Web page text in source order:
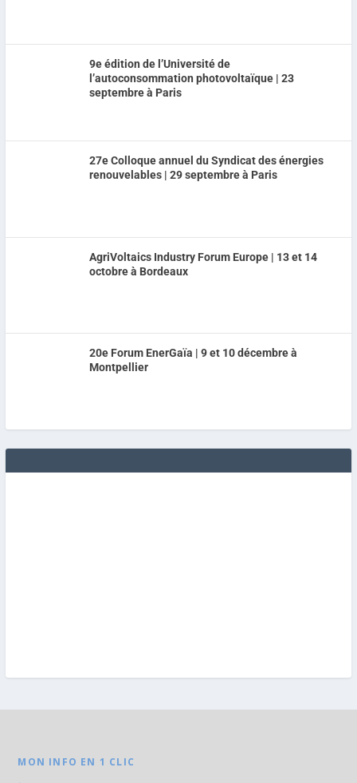
9e édition de l’Université de
l’autoconsommation photovoltaïque | 23
septembre à Paris
27e Colloque annuel du Syndicat des énergies
renouvelables | 29 septembre à Paris
AgriVoltaics Industry Forum Europe | 13 et 14
octobre à Bordeaux
20e Forum EnerGaïa | 9 et 10 décembre à
Montpellier
MON INFO EN 1 CLIC